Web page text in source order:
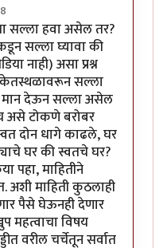
सल्ला हवा असेल तर?
सल्ला घ्यावा की
नाही) असा प्रश्न
सल्ला
मान देऊन सल्ला असेल
असे टोकणे बरोबर
दोन धागे काढले, घर
घर की स्वतचे घर?
पहा, माहितीने
माहिती कुठलाही
पैसे घेऊनही देणार
महत्वाचा विषय
वरील चर्चेतून सर्वात